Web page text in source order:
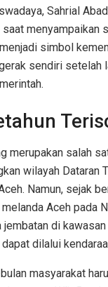
Sahrial
menyampaikan
simbol
sendiri setelah
merupakan salah
wilayah Dataran
Namun, sejak
Aceh pada
jembatan di
dilalui
masyarakat